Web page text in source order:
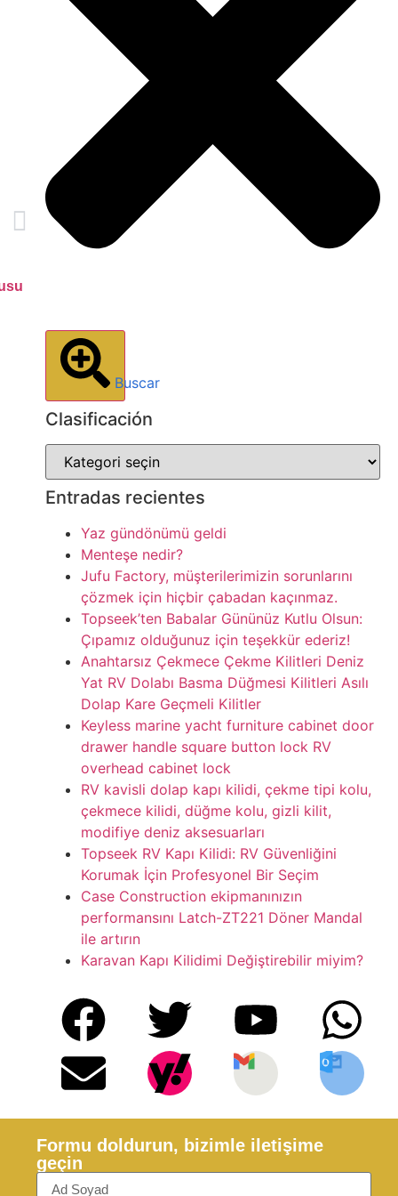
Buscar
Clasificación
Entradas recientes
Yaz gündönümü geldi
Menteşe nedir?
Jufu Factory, müşterilerimizin sorunlarını
çözmek için hiçbir çabadan kaçınmaz.
Topseek’ten Babalar Gününüz Kutlu Olsun:
Çıpamız olduğunuz için teşekkür ederiz!
Anahtarsız Çekmece Çekme Kilitleri Deniz
Yat RV Dolabı Basma Düğmesi Kilitleri Asılı
Dolap Kare Geçmeli Kilitler
Keyless marine yacht furniture cabinet door
drawer handle square button lock RV
overhead cabinet lock
RV kavisli dolap kapı kilidi, çekme tipi kolu,
çekmece kilidi, düğme kolu, gizli kilit,
modifiye deniz aksesuarları
Topseek RV Kapı Kilidi: RV Güvenliğini
Korumak İçin Profesyonel Bir Seçim
Case Construction ekipmanınızın
performansını Latch-ZT221 Döner Mandal
ile artırın
Karavan Kapı Kilidimi Değiştirebilir miyim?
Formu doldurun, bizimle iletişime
geçin